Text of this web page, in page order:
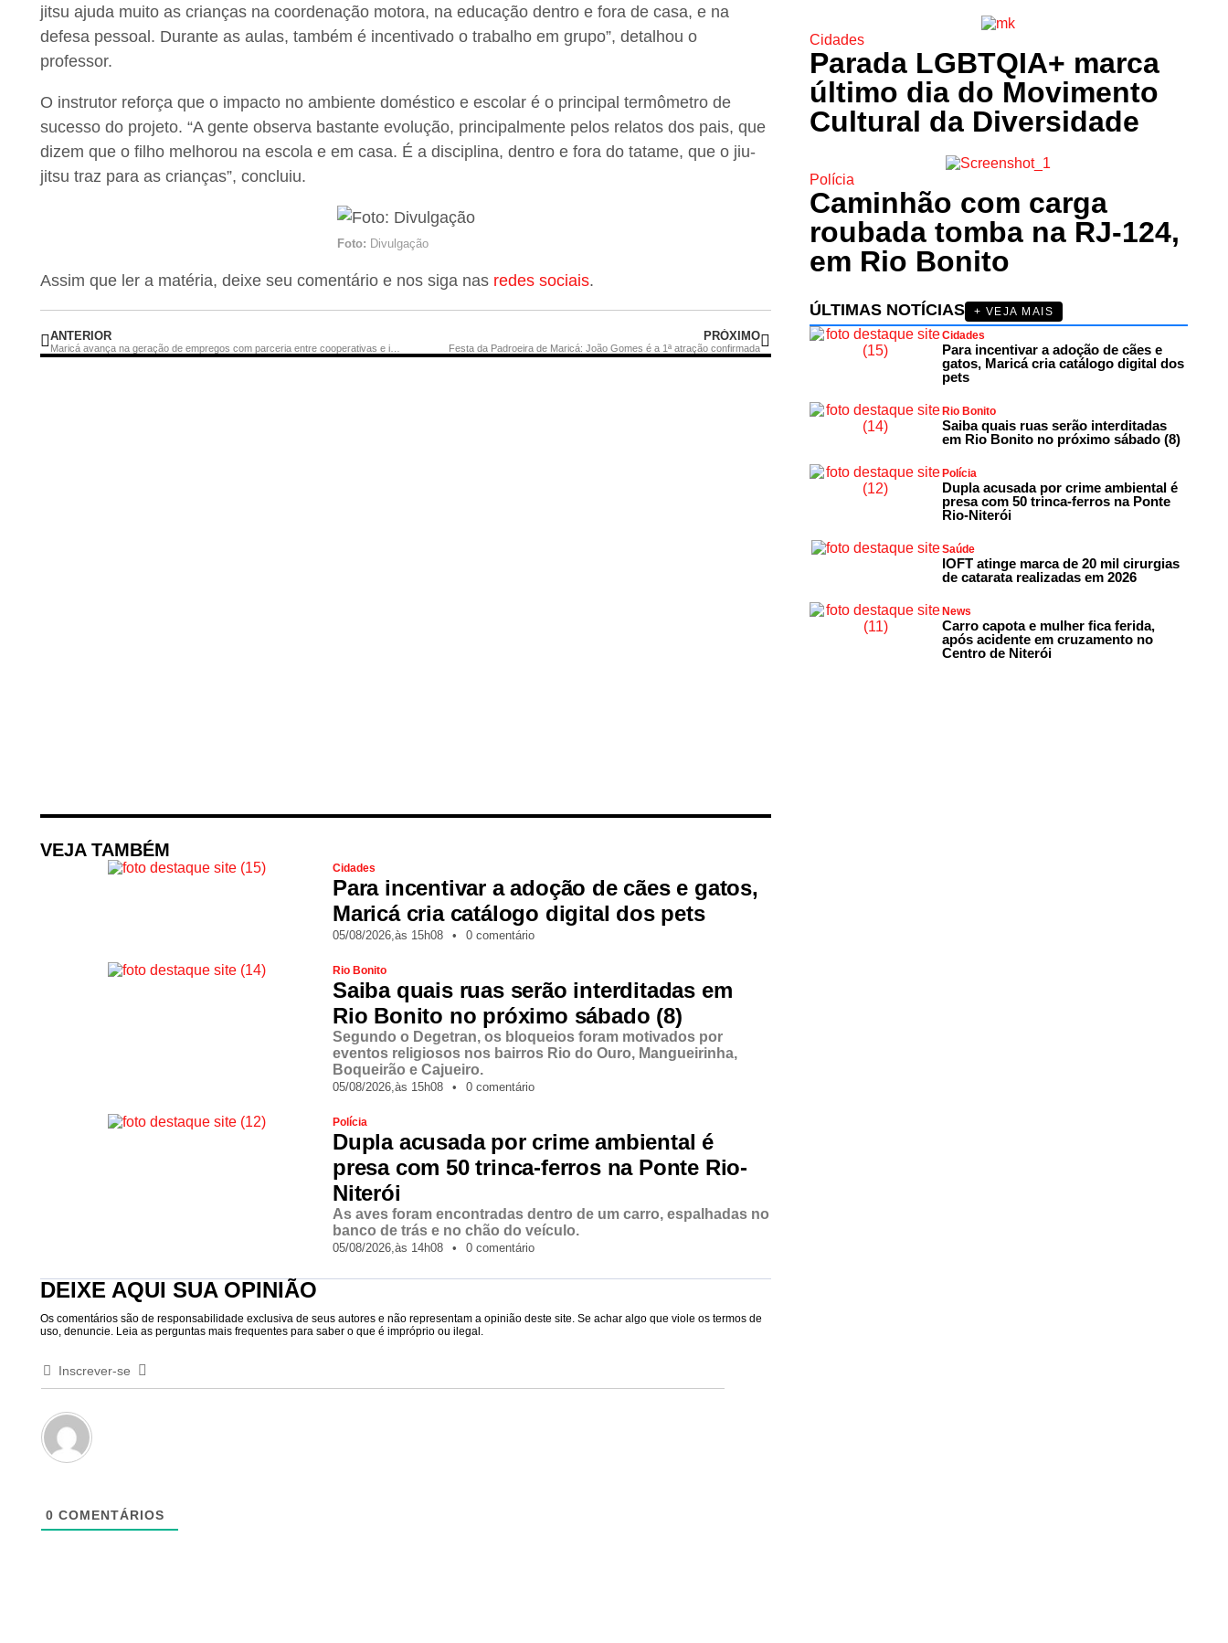
jitsu ajuda muito as crianças na coordenação motora, na educação dentro e fora de casa, e na
defesa pessoal. Durante as aulas, também é incentivado o trabalho em grupo”, detalhou o
professor.
O instrutor reforça que o impacto no ambiente doméstico e escolar é o principal termômetro de
sucesso do projeto. “A gente observa bastante evolução, principalmente pelos relatos dos pais, que
dizem que o filho melhorou na escola e em casa. É a disciplina, dentro e fora do tatame, que o jiu-
jitsu traz para as crianças”, concluiu.
Foto: Divulgação
Assim que ler a matéria, deixe seu comentário e nos siga nas redes sociais.
ANTERIOR PRÓXIMO
Festa da Padroeira de Maricá: João Gomes é a 1ª atração confirmada
VEJA TAMBÉM
Cidades
Para incentivar a adoção de cães e gatos,
Maricá cria catálogo digital dos pets
05/08/2026,às 15h08 • 0 comentário
Rio Bonito
Saiba quais ruas serão interditadas em
Rio Bonito no próximo sábado (8)
Segundo o Degetran, os bloqueios foram motivados por
eventos religiosos nos bairros Rio do Ouro, Mangueirinha,
Boqueirão e Cajueiro.
05/08/2026,às 15h08 • 0 comentário
Polícia
Dupla acusada por crime ambiental é
presa com 50 trinca-ferros na Ponte Rio-
Niterói
As aves foram encontradas dentro de um carro, espalhadas no
banco de trás e no chão do veículo.
05/08/2026,às 14h08 • 0 comentário
DEIXE AQUI SUA OPINIÃO
Os comentários são de responsabilidade exclusiva de seus autores e não representam a opinião deste site. Se achar algo que viole os termos de
uso, denuncie. Leia as perguntas mais frequentes para saber o que é impróprio ou ilegal.
Inscrever-se
0 COMENTÁRIOS
Cidades
Parada LGBTQIA+ marca
último dia do Movimento
Cultural da Diversidade
Polícia
Caminhão com carga
roubada tomba na RJ-124,
em Rio Bonito
ÚLTIMAS NOTÍCIAS
+ VEJA MAIS
Cidades
Para incentivar a adoção de cães e
gatos, Maricá cria catálogo digital dos
pets
Rio Bonito
Saiba quais ruas serão interditadas
em Rio Bonito no próximo sábado (8)
Polícia
Dupla acusada por crime ambiental é
presa com 50 trinca-ferros na Ponte
Rio-Niterói
Saúde
IOFT atinge marca de 20 mil cirurgias
de catarata realizadas em 2026
News
Carro capota e mulher fica ferida,
após acidente em cruzamento no
Centro de Niterói